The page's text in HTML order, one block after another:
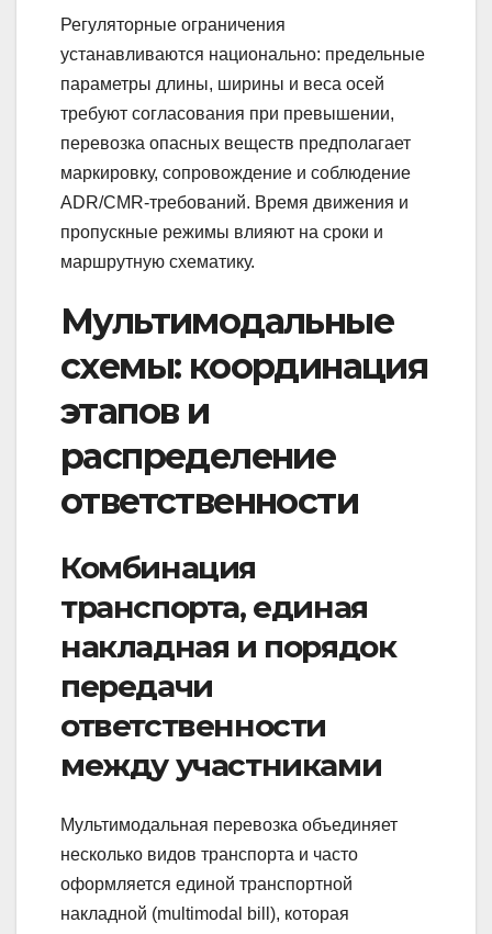
Регуляторные ограничения
устанавливаются национально: предельные
параметры длины, ширины и веса осей
требуют согласования при превышении,
перевозка опасных веществ предполагает
маркировку, сопровождение и соблюдение
ADR/CMR‑требований. Время движения и
пропускные режимы влияют на сроки и
маршрутную схематику.
Мультимодальные
схемы: координация
этапов и
распределение
ответственности
Комбинация
транспорта, единая
накладная и порядок
передачи
ответственности
между участниками
Мультимодальная перевозка объединяет
несколько видов транспорта и часто
оформляется единой транспортной
накладной (multimodal bill), которая